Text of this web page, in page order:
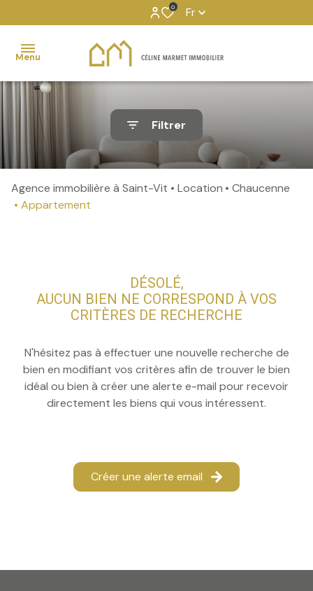
0 Fr
Menu
Transaction
Location
Gestion
Services
Filtrer
Agence immobilière à Saint-Vit Location
Chaucenne
Appartement
DÉSOLÉ,
AUCUN BIEN NE CORRESPOND À VOS
CRITÈRES DE RECHERCHE
N'hésitez pas à effectuer une nouvelle recherche de
bien en modifiant vos critères afin de trouver le bien
idéal ou bien à créer une alerte e-mail pour recevoir
directement les biens qui vous intéressent.
Créer une alerte email